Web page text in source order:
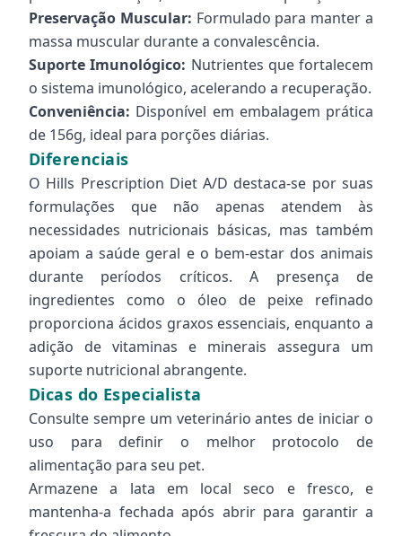
Preservação Muscular: Formulado para manter a
massa muscular durante a convalescência.
Suporte Imunológico: Nutrientes que fortalecem
o sistema imunológico, acelerando a recuperação.
Conveniência: Disponível em embalagem prática
de 156g, ideal para porções diárias.
Diferenciais
O Hills Prescription Diet A/D destaca-se por suas
formulações que não apenas atendem às
necessidades nutricionais básicas, mas também
apoiam a saúde geral e o bem-estar dos animais
durante períodos críticos. A presença de
ingredientes como o óleo de peixe refinado
proporciona ácidos graxos essenciais, enquanto a
adição de vitaminas e minerais assegura um
suporte nutricional abrangente.
Dicas do Especialista
Consulte sempre um veterinário antes de iniciar o
uso para definir o melhor protocolo de
alimentação para seu pet.
Armazene a lata em local seco e fresco, e
mantenha-a fechada após abrir para garantir a